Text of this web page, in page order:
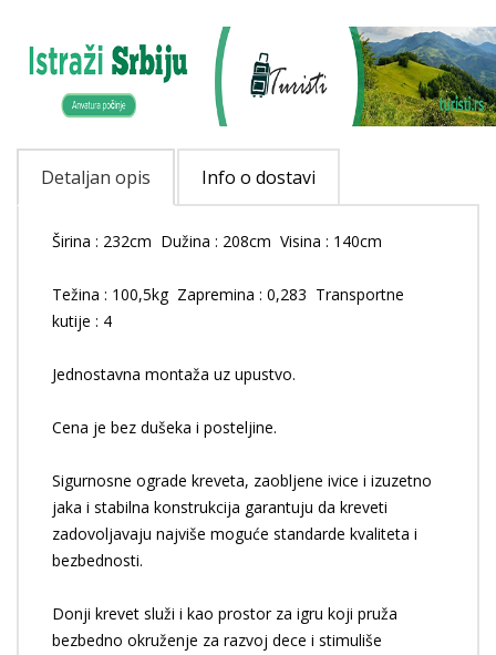
Detaljan opis Info o dostavi
Širina : 232cm Dužina : 208cm Visina : 140cm
Težina : 100,5kg Zapremina : 0,283 Transportne
kutije : 4
Jednostavna montaža uz upustvo.
Cena je bez dušeka i posteljine.
Sigurnosne ograde kreveta, zaobljene ivice i izuzetno
jaka i stabilna konstrukcija garantuju da kreveti
zadovoljavaju najviše moguće standarde kvaliteta i
bezbednosti.
Donji krevet služi i kao prostor za igru koji pruža
bezbedno okruženje za razvoj dece i stimuliše